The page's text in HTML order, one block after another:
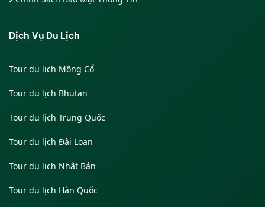
Dịch Vụ Du Lịch
Tour du lịch Mông Cổ
Tour du lịch Bhutan
Tour du lịch Trung Quốc
Tour du lịch Đài Loan
Tour du lịch Nhật Bản
Tour du lịch Hàn Quốc